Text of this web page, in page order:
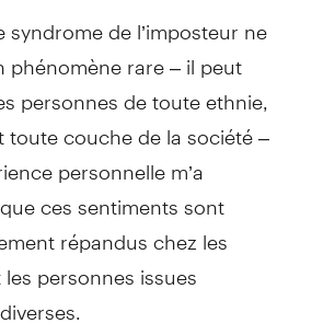
syndrome de l’imposteur ne
phénomène rare – il peut
personnes de toute ethnie,
couche de la société –
personnelle m’a
ces sentiments sont
répandus chez les
personnes issues